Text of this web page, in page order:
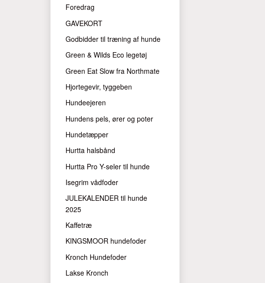
Foredrag
GAVEKORT
Godbidder til træning af hunde
Green & Wilds Eco legetøj
Green Eat Slow fra Northmate
Hjortegevir, tyggeben
Hundeejeren
Hundens pels, ører og poter
Hundetæpper
Hurtta halsbånd
Hurtta Pro Y-seler til hunde
Isegrim vådfoder
JULEKALENDER til hunde
2025
Kaffetræ
KINGSMOOR hundefoder
Kronch Hundefoder
Lakse Kronch